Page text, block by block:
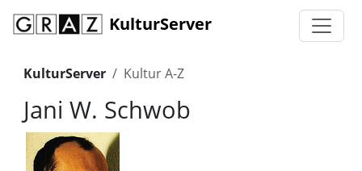
KulturServer
KulturServer Kultur A-Z
Jani W. Schwob